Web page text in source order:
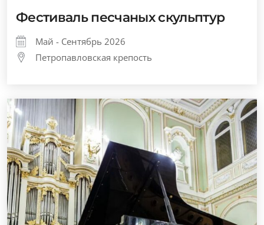
Фестиваль песчаных скульптур
Май - Сентябрь 2026
Петропавловская крепость